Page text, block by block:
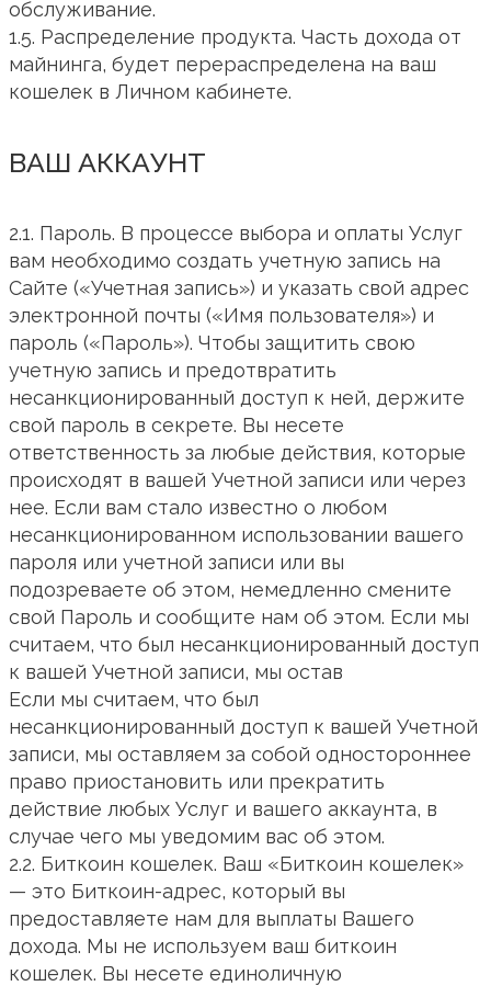
обслуживание.
1.5. Распределение продукта. Часть дохода от
майнинга, будет перераспределена на ваш
кошелек в Личном кабинете.
ВАШ АККАУНТ
2.1. Пароль. В процессе выбора и оплаты Услуг
вам необходимо создать учетную запись на
Сайте («Учетная запись») и указать свой адрес
электронной почты («Имя пользователя») и
пароль («Пароль»). Чтобы защитить свою
учетную запись и предотвратить
несанкционированный доступ к ней, держите
свой пароль в секрете. Вы несете
ответственность за любые действия, которые
происходят в вашей Учетной записи или через
нее. Если вам стало известно о любом
несанкционированном использовании вашего
пароля или учетной записи или вы
подозреваете об этом, немедленно смените
свой Пароль и сообщите нам об этом. Если мы
считаем, что был несанкционированный доступ
к вашей Учетной записи, мы остав
Если мы считаем, что был
несанкционированный доступ к вашей Учетной
записи, мы оставляем за собой одностороннее
право приостановить или прекратить
действие любых Услуг и вашего аккаунта, в
случае чего мы уведомим вас об этом.
2.2. Биткоин кошелек. Ваш «Биткоин кошелек»
— это Биткоин-адрес, который вы
предоставляете нам для выплаты Вашего
дохода. Мы не используем ваш биткоин
кошелек. Вы несете единоличную